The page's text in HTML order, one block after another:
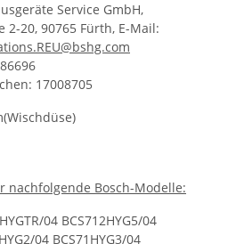
Service GmbH,
2-20, 90765 Fürth, E-Mail:
17008705
nachfolgende Bosch-Modelle:
04 BCS712HYG5/04
04 BCS71HYG3/04